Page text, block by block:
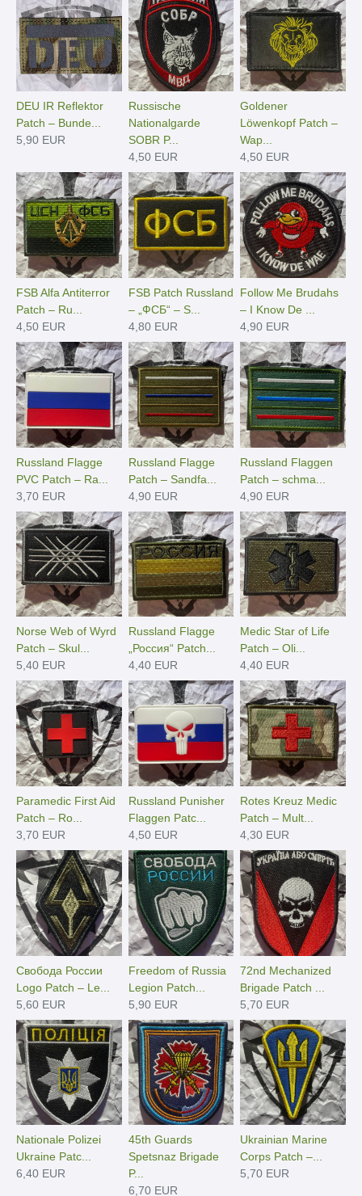
DEU IR Reflektor
Patch – Bunde...
5,90 EUR
Russische
Nationalgarde
SOBR P...
4,50 EUR
Goldener
Löwenkopf Patch –
Wap...
4,50 EUR
FSB Alfa Antiterror
Patch – Ru...
4,50 EUR
FSB Patch Russland
– „ФСБ“ – S...
4,80 EUR
Follow Me Brudahs
– I Know De ...
4,90 EUR
Russland Flagge
PVC Patch – Ra...
3,70 EUR
Russland Flagge
Patch – Sandfa...
4,90 EUR
Russland Flaggen
Patch – schma...
4,90 EUR
Norse Web of Wyrd
Patch – Skul...
5,40 EUR
Russland Flagge
„Россия“ Patch...
4,40 EUR
Medic Star of Life
Patch – Oli...
4,40 EUR
Paramedic First Aid
Patch – Ro...
3,70 EUR
Russland Punisher
Flaggen Patc...
4,50 EUR
Rotes Kreuz Medic
Patch – Mult...
4,30 EUR
Свобода России
Logo Patch – Le...
5,60 EUR
Freedom of Russia
Legion Patch...
5,90 EUR
72nd Mechanized
Brigade Patch ...
5,70 EUR
Nationale Polizei
Ukraine Patc...
6,40 EUR
45th Guards
Spetsnaz Brigade
P...
6,70 EUR
Ukrainian Marine
Corps Patch –...
5,70 EUR